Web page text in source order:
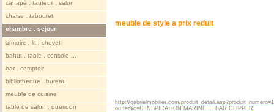
canape . fauteuil . salon
chaise . tabouret
chambre . sejour
armoire . lit . chevet
bahut . table . console ...
bar . comptoir
bibliotheque . bureau
meuble de cuisine
table de salon . gueridon
meuble de style a prix reduit
http://gabrielmobilier.com/
ou fer&c=D'INSPIRATION MARINE ... BAR CLIPPER